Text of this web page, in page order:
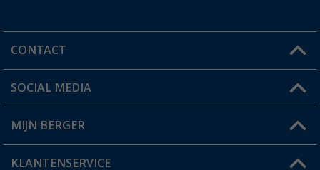
CONTACT
Een vraag?
Winkel vinden
SOCIAL MEDIA
MIJN BERGER
Mijn account
KLANTENSERVICE